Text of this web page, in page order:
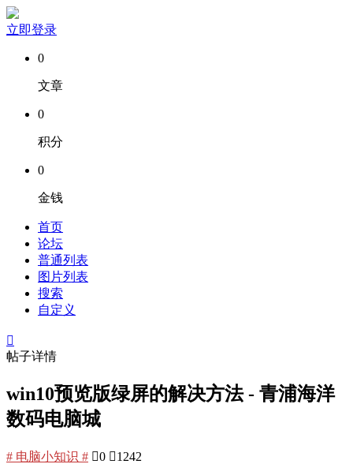
立即登录
0
文章
0
积分
0
金钱
首页
论坛
普通列表
图片列表
搜索
自定义

帖子详情
win10预览版绿屏的解决方法 - 青浦海洋
数码电脑城
# 电脑小知识 # 0 1242